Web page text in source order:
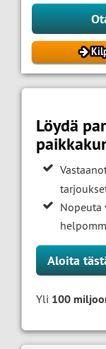
Löydä
Nopeuta
Aloita
Yli 100